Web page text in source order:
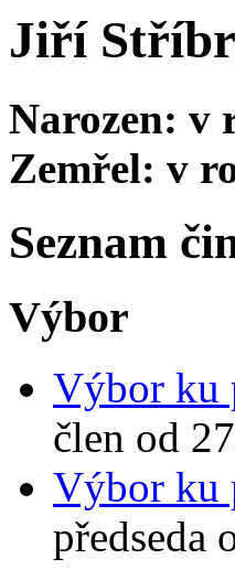
Jiří
Narozen: v
Zemřel: v
Seznam
Výbor
Výbor ku
člen od
Výbor ku
předseda